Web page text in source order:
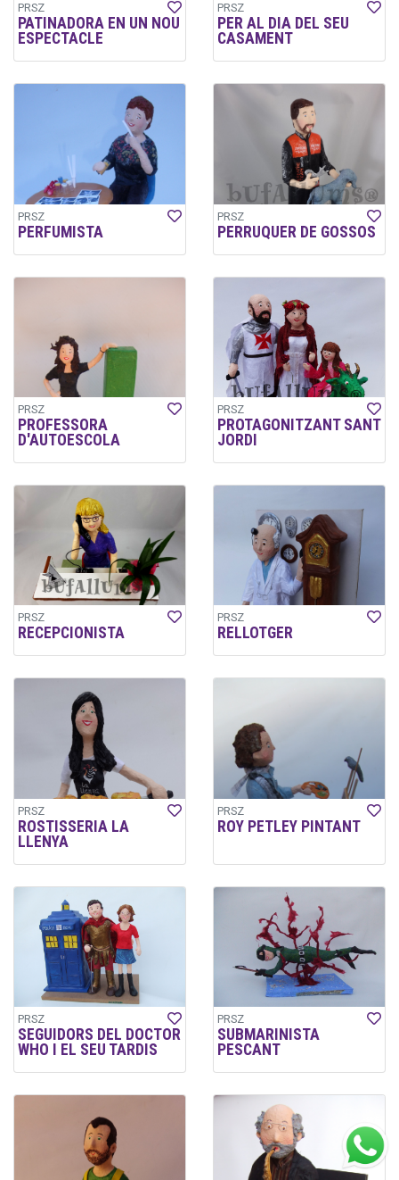
PRSZ
PATINADORA EN UN NOU
ESPECTACLE
PRSZ
PER AL DIA DEL SEU
CASAMENT
PRSZ
PERFUMISTA
PRSZ
PERRUQUER DE GOSSOS
PRSZ
PROFESSORA
D'AUTOESCOLA
PRSZ
PROTAGONITZANT SANT
JORDI
PRSZ
RECEPCIONISTA
PRSZ
RELLOTGER
PRSZ
ROSTISSERIA LA
LLENYA
PRSZ
ROY PETLEY PINTANT
PRSZ
SEGUIDORS DEL DOCTOR
WHO I EL SEU TARDIS
PRSZ
SUBMARINISTA
PESCANT